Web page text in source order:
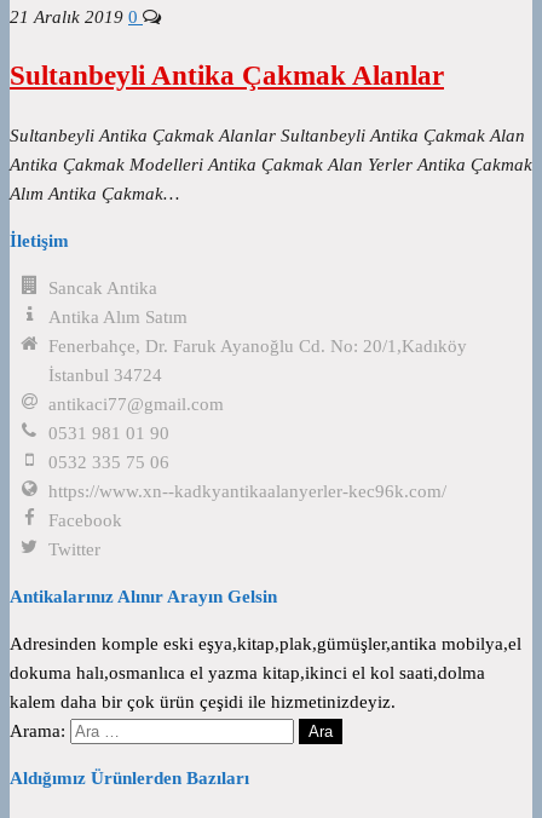
21 Aralık 2019 0
Sultanbeyli Antika Çakmak Alanlar
Sultanbeyli Antika Çakmak Alanlar Sultanbeyli Antika Çakmak Alan
Antika Çakmak Modelleri Antika Çakmak Alan Yerler Antika Çakmak
Alım Antika Çakmak…
İletişim
Sancak Antika
Antika Alım Satım
Fenerbahçe, Dr. Faruk Ayanoğlu Cd. No: 20/1,Kadıköy
İstanbul 34724
antikaci77@gmail.com
0531 981 01 90
0532 335 75 06
https://www.xn--kadkyantikaalanyerler-kec96k.com/
Facebook
Twitter
Antikalarınız Alınır Arayın Gelsin
Adresinden komple eski eşya,kitap,plak,gümüşler,antika mobilya,el
dokuma halı,osmanlıca el yazma kitap,ikinci el kol saati,dolma
kalem daha bir çok ürün çeşidi ile hizmetinizdeyiz.
Arama:
Aldığımız Ürünlerden Bazıları